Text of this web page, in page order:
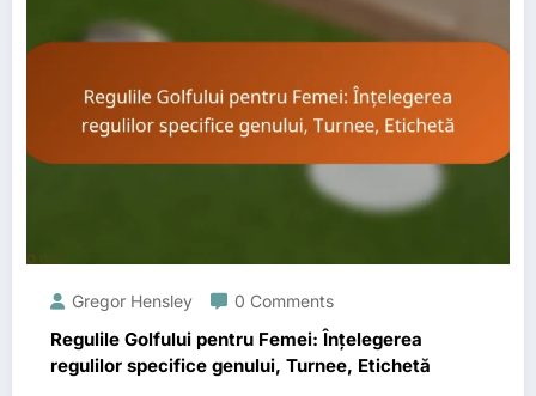
Gregor Hensley 0 Comments
Regulile Golfului pentru Femei: Înțelegerea
regulilor specifice genului, Turnee, Etichetă